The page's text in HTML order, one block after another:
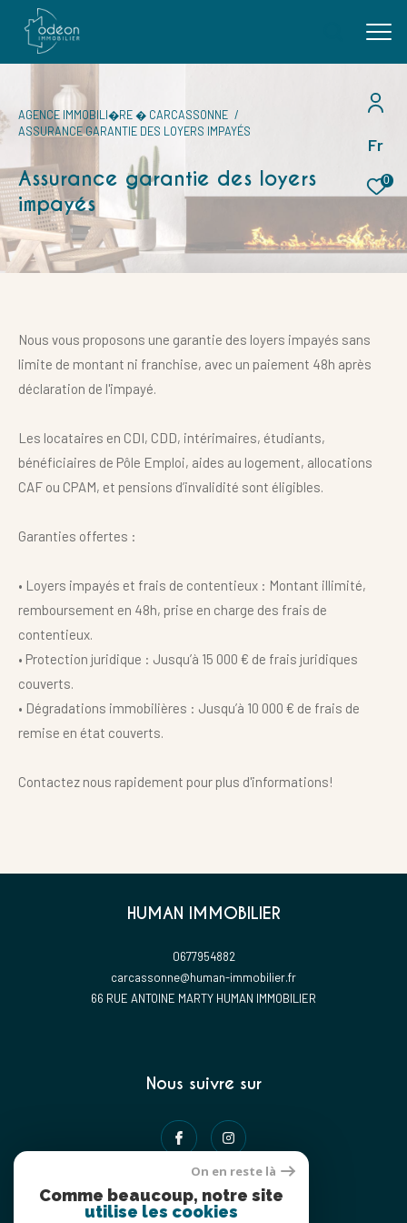
Fr
0
AGENCE IMMOBILI�RE � CARCASSONNE
ASSURANCE GARANTIE DES LOYERS IMPAYÉS
Assurance garantie des loyers
impayés
Nous vous proposons une garantie des loyers impayés sans
limite de montant ni franchise, avec un paiement 48h après
déclaration de l'impayé.
Les locataires en CDI, CDD, intérimaires, étudiants,
bénéficiaires de Pôle Emploi, aides au logement, allocations
CAF ou CPAM, et pensions d’invalidité sont éligibles.
Garanties offertes :
• Loyers impayés et frais de contentieux : Montant illimité,
remboursement en 48h, prise en charge des frais de
contentieux.
• Protection juridique : Jusqu’à 15 000 € de frais juridiques
couverts.
• Dégradations immobilières : Jusqu’à 10 000 € de frais de
remise en état couverts.
Contactez nous rapidement pour plus d'informations!
HUMAN IMMOBILIER
0677954882
carcassonne@human-immobilier.fr
66 RUE ANTOINE MARTY HUMAN IMMOBILIER
Nous suivre sur
On en reste là
Comme beaucoup, notre site
utilise les cookies
Effectuer une recherche
et trouver le bien qui correspond à vos critères
Type
d'offre
Vente
Ville
Référence
AFFINER LES CRITÈRES
Terrasse
FILTRER PAR
RECHERCHER